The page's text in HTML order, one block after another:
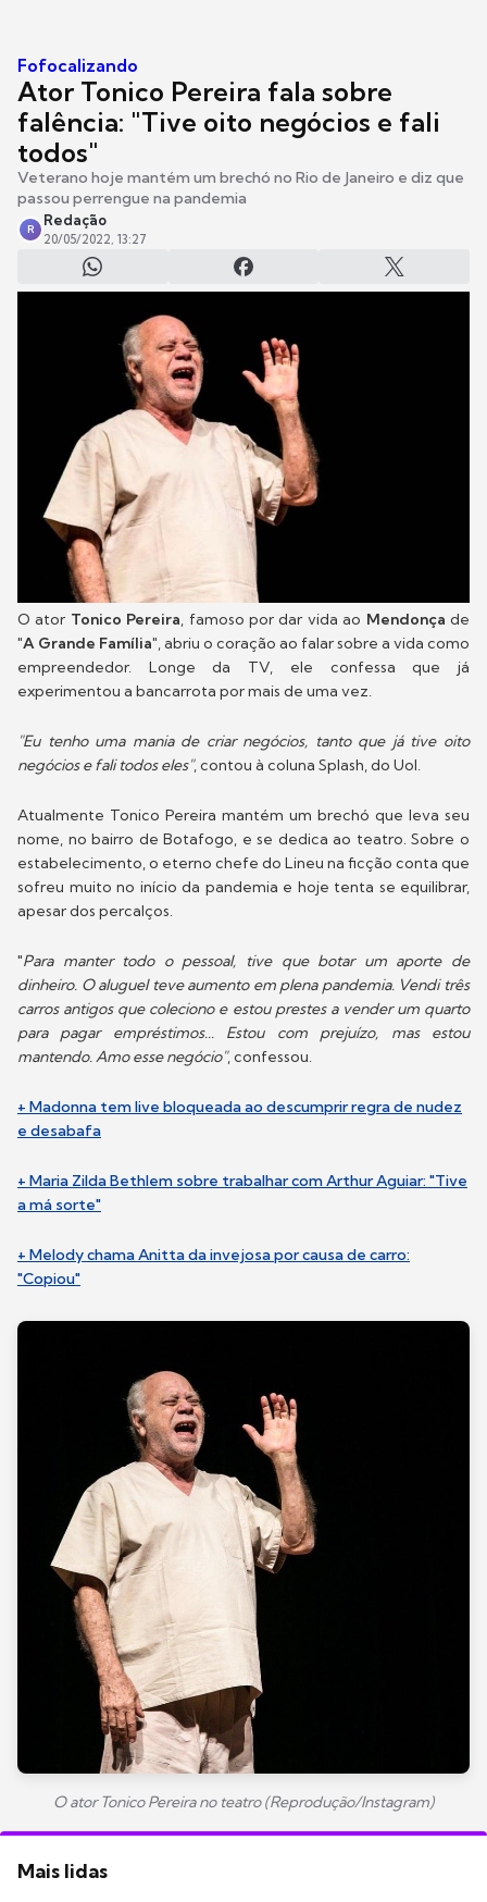
Fofocalizando
Ator Tonico Pereira fala sobre
falência: "Tive oito negócios e fali
todos"
Veterano hoje mantém um brechó no Rio de Janeiro e diz que
passou perrengue na pandemia
R
Redação
20/05/2022, 13:27
O ator Tonico Pereira, famoso por dar vida ao Mendonçade
"A Grande Família", abriu o coração ao falar sobre a vida como
empreendedor. Longe da TV, ele confessa que já
experimentou a bancarrota por mais de uma vez.
"Eu tenho uma mania de criar negócios, tanto que já tive oito
negócios e fali todos eles", contou à coluna Splash, do Uol.
Atualmente Tonico Pereira mantém um brechó que leva seu
nome, no bairro de Botafogo, e se dedica ao teatro. Sobre o
estabelecimento, o eterno chefe do Lineu na ficção conta que
sofreu muito no início da pandemia e hoje tenta se equilibrar,
apesar dos percalços.
"Para manter todo o pessoal, tive que botar um aporte de
dinheiro. O aluguel teve aumento em plena pandemia. Vendi três
carros antigos que coleciono e estou prestes a vender um quarto
para pagar empréstimos... Estou com prejuízo, mas estou
mantendo. Amo esse negócio", confessou.
+ Madonna tem live bloqueada ao descumprir regra de nudez
e desabafa
+ Maria Zilda Bethlem sobre trabalhar com Arthur Aguiar: "Tive
a má sorte"
+ Melody chama Anitta da invejosa por causa de carro:
"Copiou"
O ator Tonico Pereira no teatro (Reprodução/Instagram)
Mais lidas